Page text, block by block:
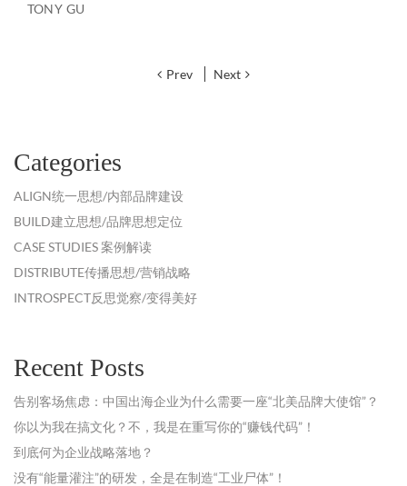
TONY GU
Prev Next
Categories
ALIGN统一思想/内部品牌建设
BUILD建立思想/品牌思想定位
CASE STUDIES 案例解读
DISTRIBUTE传播思想/营销战略
INTROSPECT反思觉察/变得美好
Recent Posts
告别客场焦虑：中国出海企业为什么需要一座“北美品牌大使馆”？
你以为我在搞文化？不，我是在重写你的“赚钱代码”！
到底何为企业战略落地？
没有“能量灌注”的研发，全是在制造“工业尸体”！